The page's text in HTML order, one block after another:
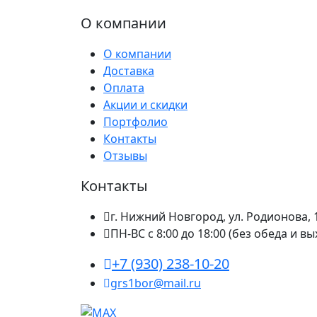
О компании
О компании
Доставка
Оплата
Акции и скидки
Портфолио
Контакты
Отзывы
Контакты
г. Нижний Новгород, ул. Родионова,
ПН-ВС с 8:00 до 18:00 (без обеда и
+7 (930) 238-10-20
grs1bor@mail.ru